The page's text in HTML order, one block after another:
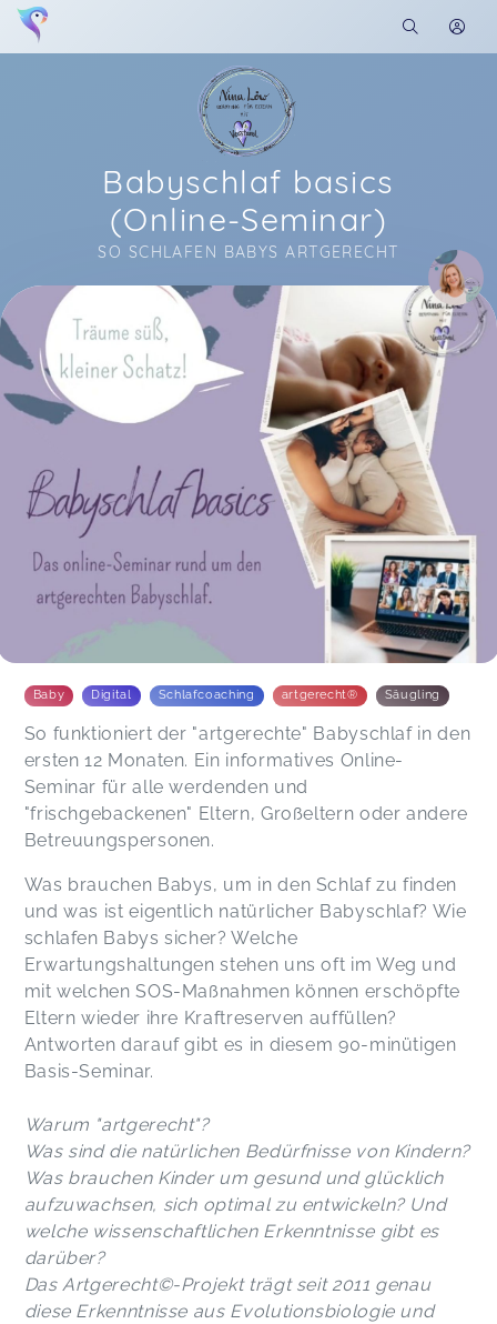
Babyschlaf basics
(Online-Seminar)
SO SCHLAFEN BABYS ARTGERECHT
Soon you will learn more about me here...
Baby Digital Schlafcoaching artgerecht® Säugling
So funktioniert der "artgerechte" Babyschlaf in den
ersten 12 Monaten. Ein informatives Online-
Seminar für alle werdenden und
"frischgebackenen" Eltern, Großeltern oder andere
Betreuungspersonen.
Was brauchen Babys, um in den Schlaf zu finden
und was ist eigentlich natürlicher Babyschlaf? Wie
schlafen Babys sicher? Welche
Erwartungshaltungen stehen uns oft im Weg und
mit welchen SOS-Maßnahmen können erschöpfte
Eltern wieder ihre Kraftreserven auffüllen?
Antworten darauf gibt es in diesem 90-minütigen
Basis-Seminar.
Warum "artgerecht"?
Was sind die natürlichen Bedürfnisse von Kindern?
Was brauchen Kinder um gesund und glücklich
aufzuwachsen, sich optimal zu entwickeln? Und
welche wissenschaftlichen Erkenntnisse gibt es
darüber?
Das Artgerecht©-Projekt trägt seit 2011 genau
diese Erkenntnisse aus Evolutionsbiologie und